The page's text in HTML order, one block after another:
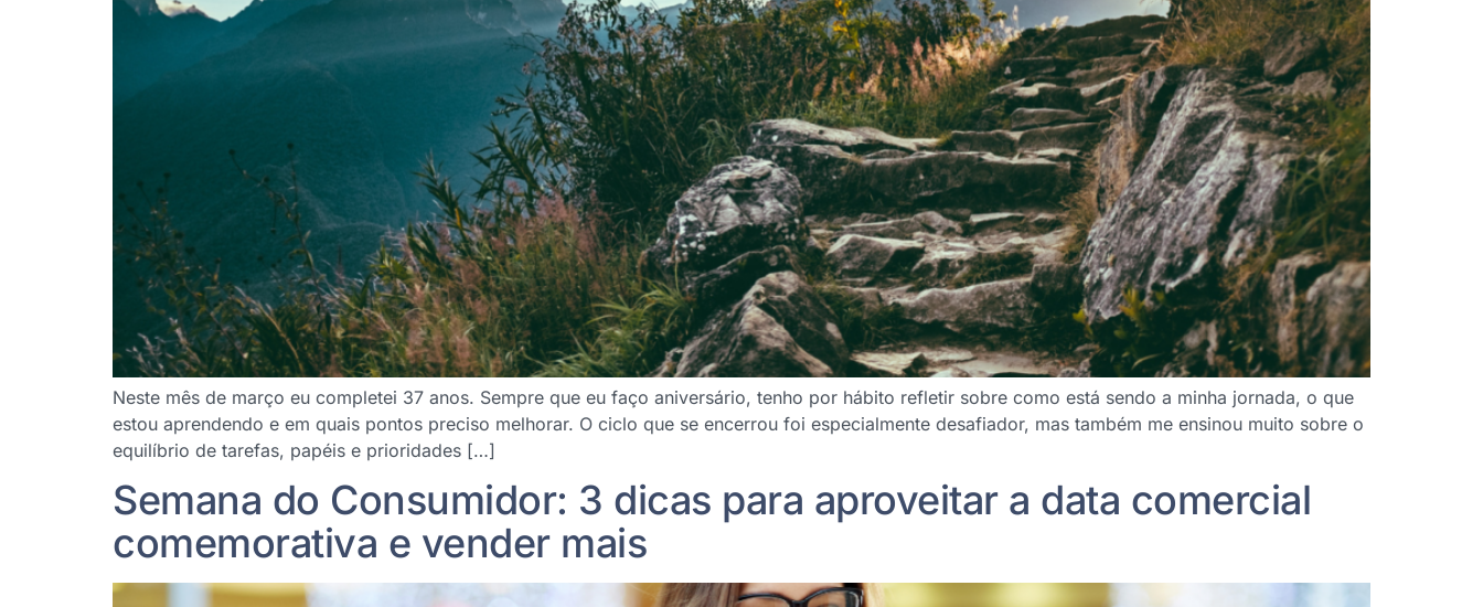
Neste mês de março eu completei 37 anos. Sempre que eu faço aniversário, tenho por hábito refletir sobre como está sendo a minha jornada, o que
estou aprendendo e em quais pontos preciso melhorar. O ciclo que se encerrou foi especialmente desafiador, mas também me ensinou muito sobre o
equilíbrio de tarefas, papéis e prioridades […]
Semana do Consumidor: 3 dicas para aproveitar a data comercial
comemorativa e vender mais